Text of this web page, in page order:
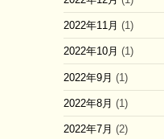
2022年11月 (1)
2022年10月 (1)
2022年9月 (1)
2022年8月 (1)
2022年7月 (2)